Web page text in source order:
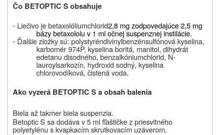
Čo BETOPTIC S obsahuje
- Liečivo jebetaxolóliumchlorid2,8 mg zodpovedajúce 2,5 mg
bázy betaxololu v 1 ml očnej suspenznej instilácie.
- Ďalšie zložky sú: polystyréndivinylbenzénsulfónová kyselina,
karbomér 974P, kyselina boritá, manitol, dihydrát
edetanu disodného, benzalkóniumchlorid, N-
lauroylsarkozín, hydroxid sodný, kyselina
chlorovodíková, čistená voda.
Ako vyzerá BETOPTIC S a obsah balenia
Biela až takmer biela suspenzia.
Betoptic S sa dodávav 5 ml fľaštičke z priesvitného
polyetylénu s kvapkacím skrutkovacím uzáverom.